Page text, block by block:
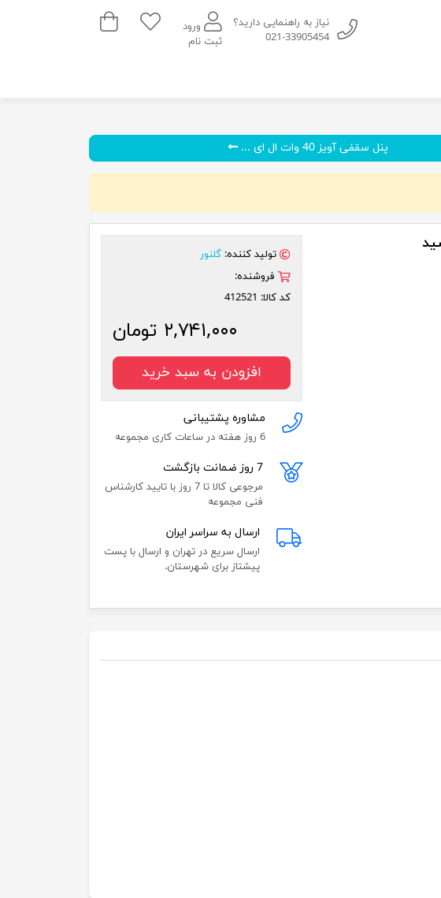
نیاز به راهنمایی دارید؟
021-33905454
ورود
ثبت نام
سبد خرید
پنل سقفی آویز 40 وات ال ای ...
تولید کننده: گلنور
فروشنده:
کد کالا: 412521
۲,۷۴۱,۰۰۰ تومان
افزودن به سبد خرید
مشاوره پشتیبانی
6 روز هفته در ساعات کاری مجموعه
7 روز ضمانت بازگشت
مرجوعی کالا تا 7 روز با تایید کارشناس
فنی مجموعه
ارسال به سراسر ایران
ارسال سریع در تهران و ارسال با پست
پیشتاز برای شهرستان.